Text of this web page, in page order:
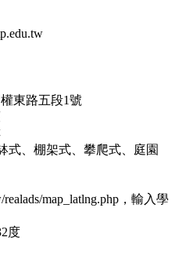
東路五段1號
式、棚架式、攀爬式、庭園
map_latlng.php，輸入學
度